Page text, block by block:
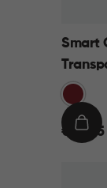
Smart
Rood
€€ 14,95
IN